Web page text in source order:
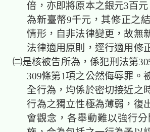
倍，亦即將原本之銀元3百
為新臺幣9千元，其修正之
情形，自非法律變更，故無
法律適用原則，逕行適用修
㈡是核被告所為，係犯刑法第
309條第1項之公然侮辱罪。
全行為，均係於密切接近之
行為之獨立性極為薄弱，復
會觀念，各舉動難以強行